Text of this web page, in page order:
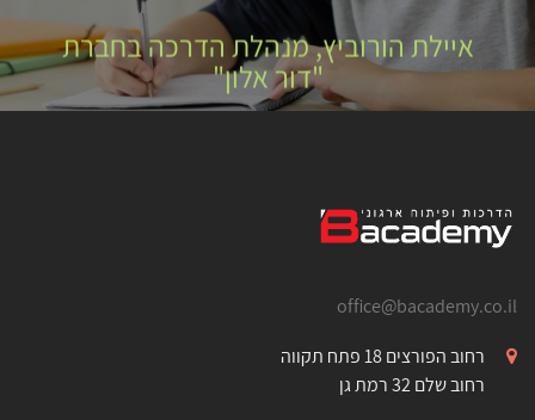
איילת הורוביץ, מנהלת הדרכה בחברת
"דור אלון"
office@bacademy.co.il
רחוב הפורצים 18 פתח תקווה
רחוב שלם 32 רמת גן